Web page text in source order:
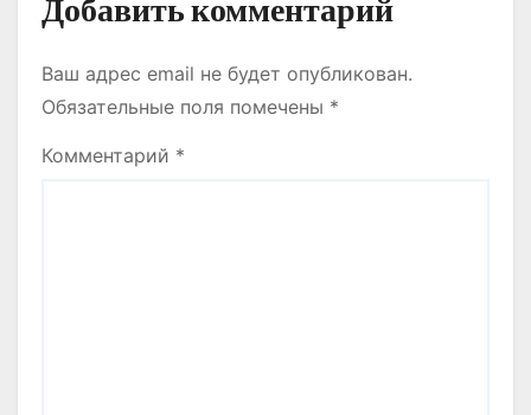
Добавить комментарий
Ваш адрес email не будет опубликован.
Обязательные поля помечены *
Комментарий *